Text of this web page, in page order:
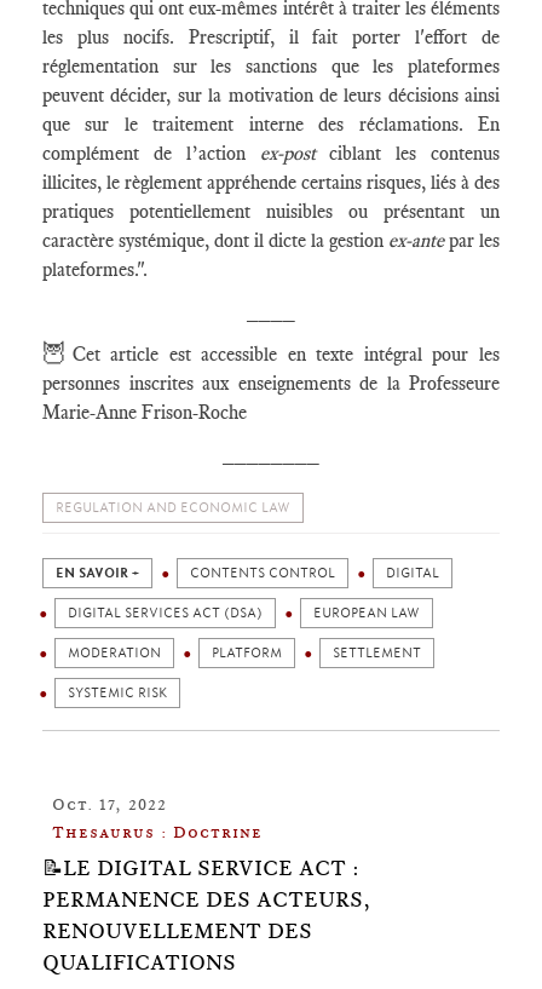
techniques qui ont eux-mêmes intérêt à traiter les éléments
les plus nocifs. Prescriptif, il fait porter l'effort de
réglementation sur les sanctions que les plateformes
peuvent décider, sur la motivation de leurs décisions ainsi
que sur le traitement interne des réclamations. En
complément de l’action ex-postciblant les contenus
illicites, le règlement appréhende certains risques, liés à des
pratiques potentiellement nuisibles ou présentant un
caractère systémique, dont il dicte la gestion ex-antepar les
plateformes.".
🦉 Cet article est accessible en texte intégral pour les
personnes inscrites aux enseignements de la Professeure
Marie-Anne Frison-Roche
REGULATION AND ECONOMIC LAW
EN SAVOIR + CONTENTS CONTROL DIGITAL
DIGITAL SERVICES ACT (DSA) EUROPEAN LAW
MODERATION PLATFORM SETTLEMENT
SYSTEMIC RISK
Oct. 17, 2022
Thesaurus : Doctrine
📝LE DIGITAL SERVICE ACT :
PERMANENCE DES ACTEURS,
RENOUVELLEMENT DES
QUALIFICATIONS